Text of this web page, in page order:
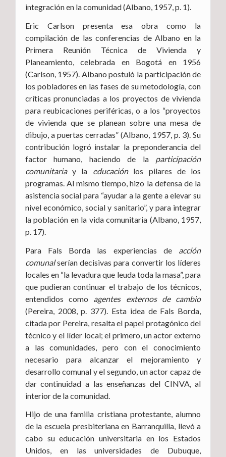
integración en la comunidad (Albano, 1957, p. 1).
Eric Carlson presenta esa obra como la
compilación de las conferencias de Albano en la
Primera Reunión Técnica de Vivienda y
Planeamiento, celebrada en Bogotá en 1956
(Carlson, 1957). Albano postuló la participación de
los pobladores en las fases de su metodología, con
críticas pronunciadas a los proyectos de vivienda
para reubicaciones periféricas, o a los “proyectos
de vivienda que se planean sobre una mesa de
dibujo, a puertas cerradas” (Albano, 1957, p. 3). Su
contribución logró instalar la preponderancia del
factor humano, haciendo de la participación
comunitariay la educaciónlos pilares de los
programas. Al mismo tiempo, hizo la defensa de la
asistencia social para “ayudar a la gente a elevar su
nivel económico, social y sanitario”, y para integrar
la población en la vida comunitaria (Albano, 1957,
p. 17).
Para Fals Borda las experiencias de acción
comunalserían decisivas para convertir los líderes
locales en “la levadura que leuda toda la masa”, para
que pudieran continuar el trabajo de los técnicos,
entendidos como agentes externos de cambio
(Pereira, 2008, p. 377). Esta idea de Fals Borda,
citada por Pereira, resalta el papel protagónico del
técnico y el líder local; el primero, un actor externo
a las comunidades, pero con el conocimiento
necesario para alcanzar el mejoramiento y
desarrollo comunal y el segundo, un actor capaz de
dar continuidad a las enseñanzas del CINVA, al
interior de la comunidad.
Hijo de una familia cristiana protestante, alumno
de la escuela presbiteriana en Barranquilla, llevó a
cabo su educación universitaria en los Estados
Unidos, en las universidades de Dubuque,